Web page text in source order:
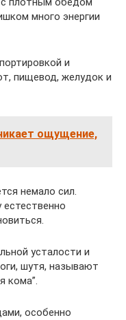
много энергии
и
пищевод, желудок и
ощущение,
немало сил.
естественно
усталости и
шутя, называют
кома”.
особенно